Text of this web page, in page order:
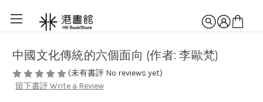
中國文化傳統的六個面向 (作者: 李歐梵)
(未有書評 No reviews yet)
留下書評 Write a Review